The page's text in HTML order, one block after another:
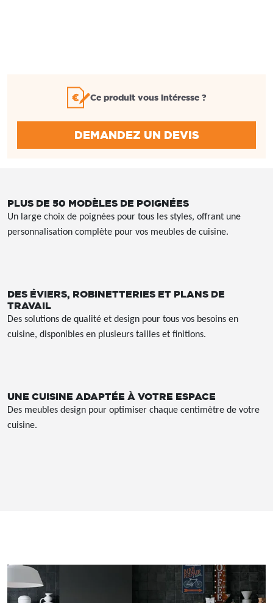
Ce produit vous intéresse ?
DEMANDEZ UN DEVIS
PLUS DE 50 MODÈLES DE POIGNÉES
Un large choix de poignées pour tous les styles, offrant une
personnalisation complète pour vos meubles de cuisine.
DES ÉVIERS, ROBINETTERIES ET PLANS DE
TRAVAIL
Des solutions de qualité et design pour tous vos besoins en
cuisine, disponibles en plusieurs tailles et finitions.
UNE CUISINE ADAPTÉE À VOTRE ESPACE
Des meubles design pour optimiser chaque centimètre de votre
cuisine.